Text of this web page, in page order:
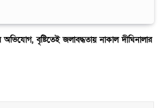
বৃষ্টিতেই জলাবদ্ধতায় নাকাল দীঘিনালার